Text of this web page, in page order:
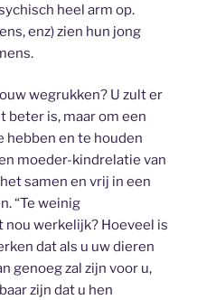
heel arm op.
enz) zien hun jong
wegrukken? U zult er
beter is, maar om een
en te houden
moeder-kindrelatie van
samen en vrij in een
“Te weinig
nou werkelijk? Hoeveel is
dat als u uw dieren
genoeg zal zijn voor u,
zijn dat u hen